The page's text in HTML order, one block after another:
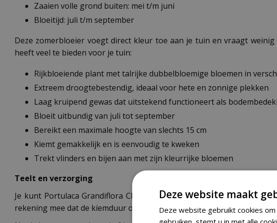
Zaaien volle grond buiten: mei t/m juni
Bloeitijd: juli t/m september
Deze zomerbloeier voegt direct kleur toe aan je tuin en vraagt
heeft veel te bieden voor je tuin:
Rijkbloeiende plant met talrijke dubbelbloemige bloemen in
Extreem droogtebestendig, ideaal voor hete en zonnige plekken
Laag kruipend gewas dat uitstekend functioneert als
Bloeit uitbundig van juli tot september
Bereikt een maximale hoogte van slechts 15 cm
Kiemt gemakkelijk en is eenvoudig te kweken
Trekt vlinders en bijen aan met zijn kleurrijke bloemen
Teelt en verzorging
Je kunt Portulaca Grandiflora Choice Mix al vroeg in het voorjaar
rekening mee dat de kiemduur ongeveer 14 dagen bedraagt. Zaai de
Deze website maakt
Deze website gebruikt cookies